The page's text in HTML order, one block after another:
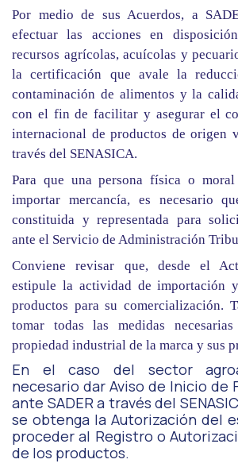
Por medio de sus Acuerdos, a
efectuar las acciones en
recursos agrícolas, acuícolas y
la certificación que avale la
contaminación de alimentos y la
con el fin de facilitar y asegurar el
internacional de productos de origen
través del SENASICA.
Para que una persona física o
importar mercancía, es necesario
constituida y representada para
ante el Servicio de Administración
Conviene revisar que, desde el
estipule la actividad de importación
productos para su comercialización.
tomar todas las medidas
propiedad industrial de la marca y sus
En el caso del sector
necesario dar Aviso de Inicio de
ante SADER a través del
se obtenga la Autorización del
proceder al Registro o
de los productos.